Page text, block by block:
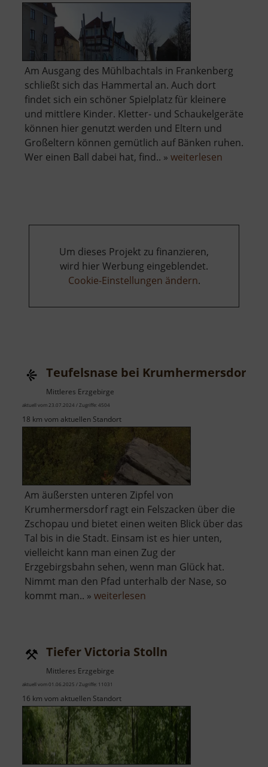
Am Ausgang des Mühlbachtals in Frankenberg
schließt sich das Hammertal an. Auch dort
findet sich ein schöner Spielplatz für kleinere
und mittlere Kinder. Kletter- und Schaukelgeräte
können hier genutzt werden und Eltern und
Großeltern können gemütlich auf Bänken ruhen.
Wer einen Ball dabei hat, find.. » weiterlesen
Um dieses Projekt zu finanzieren,
wird hier Werbung eingeblendet.
Cookie-Einstellungen ändern.
Teufelsnase bei Krumhermersdorf
Mittleres Erzgebirge
aktuell vom 23.07.2024 / Zugriffe: 4504
18 km vom aktuellen Standort
Am äußersten unteren Zipfel von
Krumhermersdorf ragt ein Felszacken über die
Zschopau und bietet einen weiten Blick über das
Tal bis in die Stadt. Einsam ist es hier unten,
vielleicht kann man einen Zug der
Erzgebirgsbahn sehen, wenn man Glück hat.
Nimmt man den Pfad unterhalb der Nase, so
kommt man.. » weiterlesen
Tiefer Victoria Stolln
Mittleres Erzgebirge
aktuell vom 01.06.2025 / Zugriffe: 11031
16 km vom aktuellen Standort